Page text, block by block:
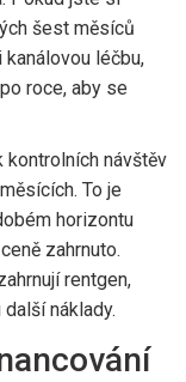
šest měsíců
léčbu,
roce, aby se
kontrolních návštěv
To je
horizontu
zahrnuto.
rentgen,
náklady.